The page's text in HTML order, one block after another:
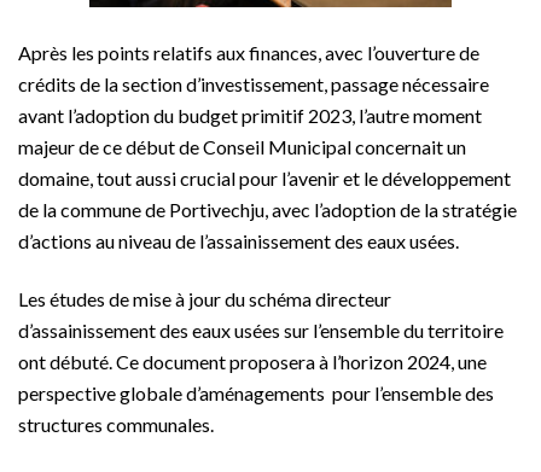
Après les points relatifs aux finances, avec l’ouverture de
crédits de la section d’investissement, passage nécessaire
avant l’adoption du budget primitif 2023, l’autre moment
majeur de ce début de Conseil Municipal concernait un
domaine, tout aussi crucial pour l’avenir et le développement
de la commune de Portivechju, avec l’adoption de la stratégie
d’actions au niveau de l’assainissement des eaux usées.
Les études de mise à jour du schéma directeur
d’assainissement des eaux usées sur l’ensemble du territoire
ont débuté. Ce document proposera à l’horizon 2024, une
perspective globale d’aménagements pour l’ensemble des
structures communales.